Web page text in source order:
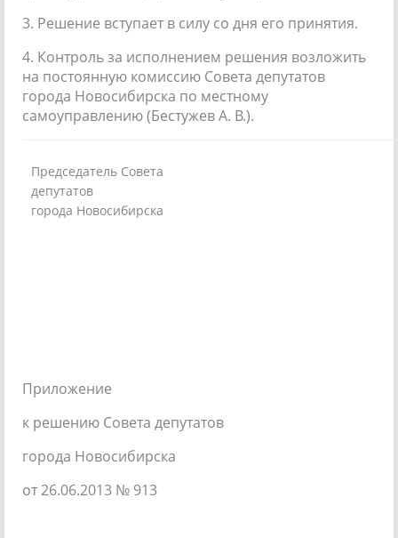
3. Решение вступает в силу со дня его принятия.
4. Контроль за исполнением решения возложить
на постоянную комиссию Совета депутатов
города Новосибирска по местному
самоуправлению (Бестужев А. В.).
Председатель Совета
депутатов
города Новосибирска
Приложение
к решению Совета депутатов
города Новосибирска
от 26.06.2013 № 913